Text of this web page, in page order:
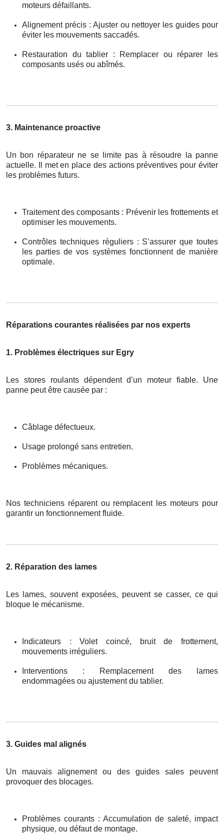
moteurs défaillants.
Alignement précis : Ajuster ou nettoyer les guides pour
éviter les mouvements saccadés.
Restauration du tablier : Remplacer ou réparer les
composants usés ou abîmés.
3. Maintenance proactive
Un bon réparateur ne se limite pas à résoudre la panne
actuelle. Il met en place des actions préventives pour éviter
les problèmes futurs.
Traitement des composants : Prévenir les frottements et
optimiser les mouvements.
Contrôles techniques réguliers : S’assurer que toutes
les parties de vos systèmes fonctionnent de manière
optimale.
Réparations courantes réalisées par nos experts
1. Problèmes électriques sur Egry
Les stores roulants dépendent d’un moteur fiable. Une
panne peut être causée par :
Câblage défectueux.
Usage prolongé sans entretien.
Problèmes mécaniques.
Nos techniciens réparent ou remplacent les moteurs pour
garantir un fonctionnement fluide.
2. Réparation des lames
Les lames, souvent exposées, peuvent se casser, ce qui
bloque le mécanisme.
Indicateurs : Volet coincé, bruit de frottement,
mouvements irréguliers.
Interventions : Remplacement des lames
endommagées ou ajustement du tablier.
3. Guides mal alignés
Un mauvais alignement ou des guides sales peuvent
provoquer des blocages.
Problèmes courants : Accumulation de saleté, impact
physique, ou défaut de montage.